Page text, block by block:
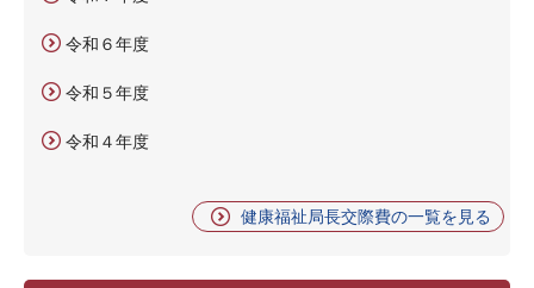
令和６年度
令和５年度
令和４年度
健康福祉局長交際費の一覧を見る